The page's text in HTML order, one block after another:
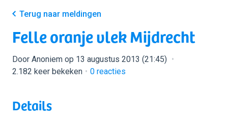
Terug naar meldingen
Felle oranje vlek Mijdrecht
Door Anoniem op 13 augustus 2013 (21:45)
2.182 keer bekeken
0 reacties
Details